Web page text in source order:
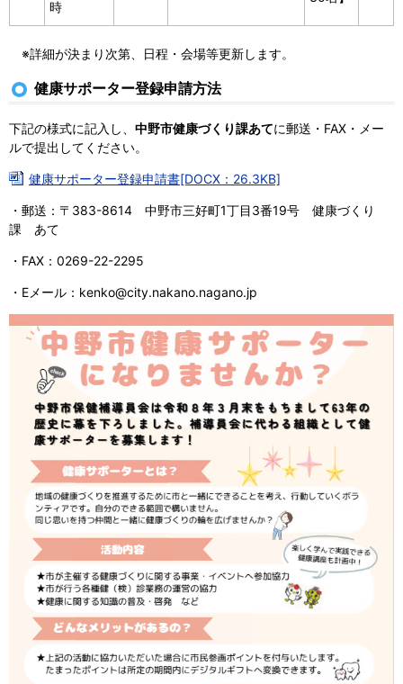
時
※詳細が決まり次第、日程・会場等更新します。
健康サポーター登録申請方法
下記の様式に記入し、 中野市健康づくり課あてに郵送・FAX・メー
ルで提出してください。
健康サポーター登録申請書[DOCX：26.3KB]
・郵送：〒383-8614 中野市三好町1丁目3番19号 健康づくり
課 あて
・FAX：0269-22-2295
・Eメール：kenko@city.nakano.nagano.jp